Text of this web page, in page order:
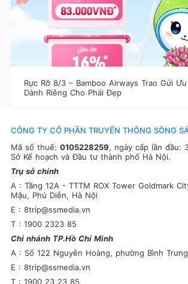
Rực Rỡ 8/3 – Bamboo Airways Trao Gửi
Dành Riêng Cho Phái Đẹp
CÔNG TY CỔ PHẦN TRUYỂN THÔNG SÔNG
Mã số thuế: 0105228259, ngày cấp lần đầu:
Sở Kế hoạch và Đầu tư thành phố Hà Nội.
Trụ sở chính
A : Tầng 12A - TTTM ROX Tower Goldmark
Mậu, Phú Diễn, Hà Nội
E : 8trip@ssmedia.vn
T : 1900 2323 85
Chi nhánh TP.Hồ Chí Minh
A : Số 122 Nguyễn Hoàng, phường Bình
E : 8trip@ssmedia.vn
T : 1900 23 23 85